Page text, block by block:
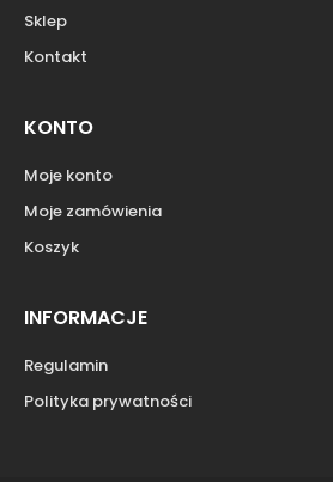
Sklep
Kontakt
KONTO
Moje konto
Moje zamówienia
Koszyk
INFORMACJE
Regulamin
Polityka prywatności